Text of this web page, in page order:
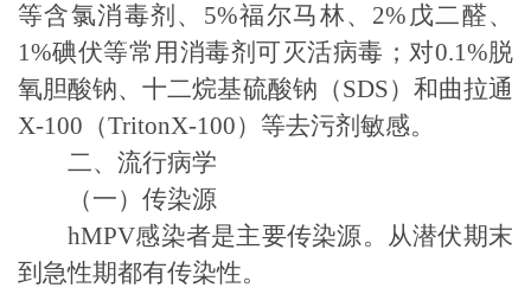
等含氯消毒剂、 5%福尔马林、 2% 戊二醛、
1%碘伏等常用消毒剂可灭活病毒 ； 对0.1%脱
氧胆酸钠、十二烷基硫酸钠（SDS）和曲拉通
X-100 （TritonX-100）等去污剂敏感。
二、流行病学
（一）传染源
hMPV感染者是主要传染源。从潜伏期末
到急性期都有传染性。